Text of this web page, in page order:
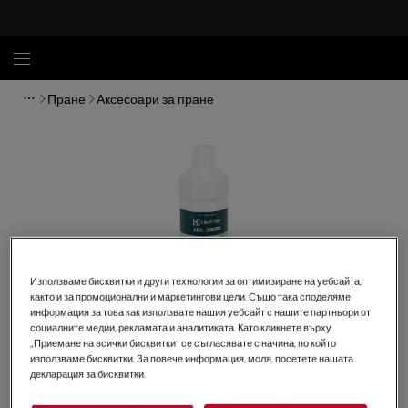
Пране Аксесоари за пране
Кликнете, за да увеличите.
Използваме бисквитки и други технологии за оптимизиране на уебсайта,
както и за промоционални и маркетингови цели. Също така споделяме
информация за това как използвате нашия уебсайт с нашите партньори от
социалните медии, рекламата и аналитиката. Като кликнете върху
„Приемане на всички бисквитки“ се съгласявате с начина, по който
използваме бисквитки. За повече информация, моля, посетете нашата
декларация за бисквитки.